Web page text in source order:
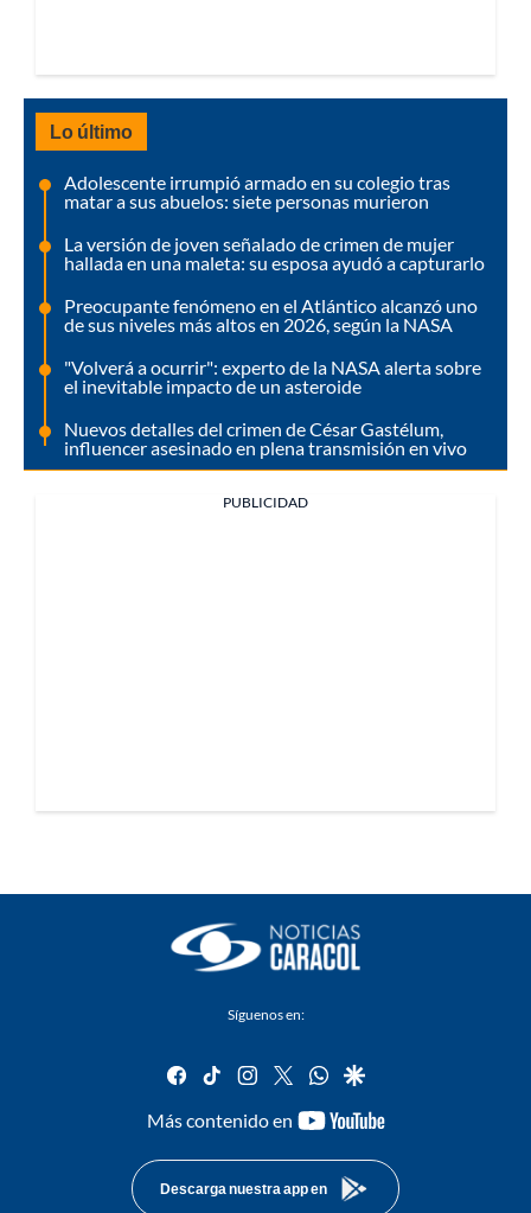
Lo último
Adolescente irrumpió armado en su colegio tras
matar a sus abuelos: siete personas murieron
La versión de joven señalado de crimen de mujer
hallada en una maleta: su esposa ayudó a capturarlo
Preocupante fenómeno en el Atlántico alcanzó uno
de sus niveles más altos en 2026, según la NASA
"Volverá a ocurrir": experto de la NASA alerta sobre
el inevitable impacto de un asteroide
Nuevos detalles del crimen de César Gastélum,
influencer asesinado en plena transmisión en vivo
PUBLICIDAD
Síguenos en:
facebook
tiktok instagram
twitterwhatsapp
google
Más contenido en
youtube-
Descarga nuestra app en